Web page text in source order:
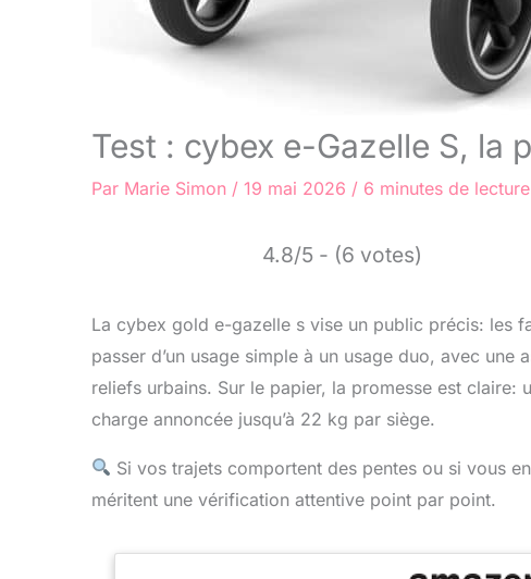
Test : cybex e-Gazelle S, la
Par Marie Simon / 19 mai 2026 / 6 minutes de lecture
4.8/5 - (6 votes)
La cybex gold e-gazelle s vise un public précis: les
passer d’un usage simple à un usage duo, avec
reliefs urbains. Sur le papier, la promesse est
charge annoncée jusqu’à 22 kg par siège.
Si vos trajets comportent des pentes ou si vous
méritent une vérification attentive point par point.